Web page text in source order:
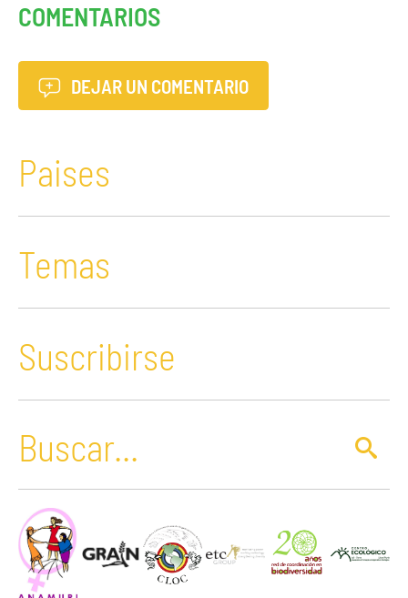
COMENTARIOS
DEJAR UN COMENTARIO
Paises
Temas
Suscribirse